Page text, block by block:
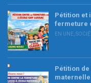
Pétition et
fermeture
EN UNE
Pétition de